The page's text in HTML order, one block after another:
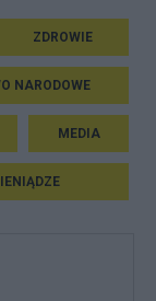
ZDROWIE
NARODOWE
MEDIA